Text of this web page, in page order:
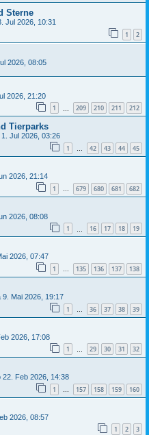
Sterne
Jul 2026, 10:31
1 2
2026, 08:05
2026, 21:20
1 209 210 211 212
Tierparks
1. Jul 2026, 03:26
1 … 42 43 44 45
2026, 21:14
1 … 679 680 681 682
2026, 08:08
1 16 17 18 19
2026, 07:47
1 … 135 136 137 138
9. Mai 2026, 19:17
1 … 36 37 38 39
2026, 17:08
1 29 30 31 32
22. Feb 2026, 14:38
1 … 157 158 159 160
2026, 08:57
1 2 3